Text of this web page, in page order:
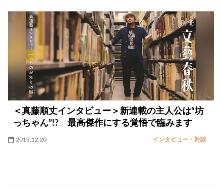
＜真藤順丈インタビュー＞新連載の主人公は“坊
っちゃん”!? 最高傑作にする覚悟で臨みます
2019.12.20 インタビュー・対談